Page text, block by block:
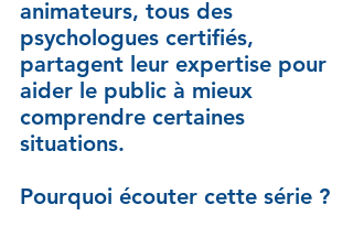
animateurs, tous des
psychologues certifiés,
partagent leur expertise pour
aider le public à mieux
comprendre certaines
situations.
Pourquoi écouter cette série ?